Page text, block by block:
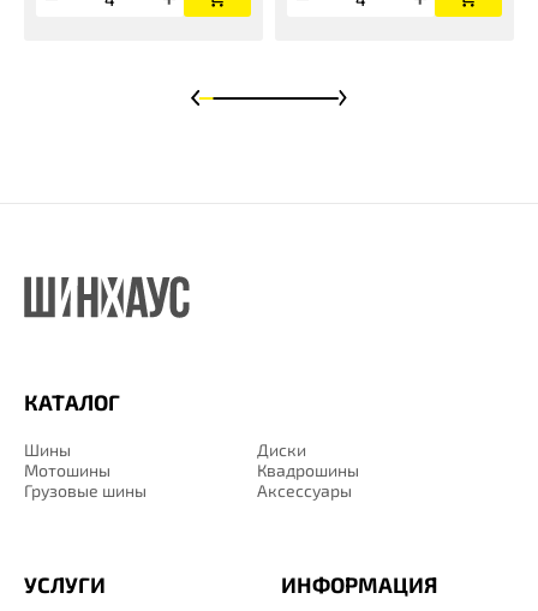
КАТАЛОГ
Шины
Диски
Мотошины
Квадрошины
Грузовые шины
Аксессуары
ИНФОРМАЦИЯ
УСЛУГИ